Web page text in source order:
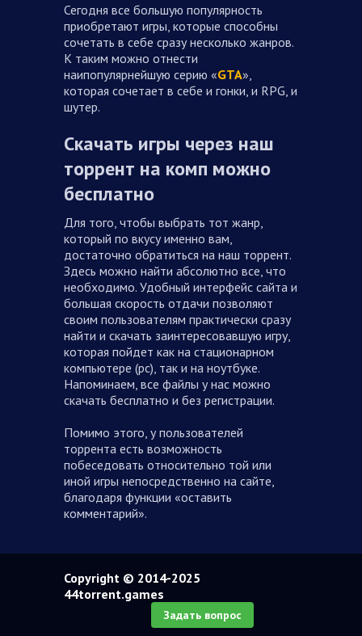
Сегодня все большую популярность
приобретают игры, которые способны
сочетать в себе сразу несколько жанров.
К таким можно отнести
наипопулярнейшую серию «GTA»,
которая сочетает в себе и гонки, и RPG, и
шутер.
Скачать игры через наш
торрент на комп можно
бесплатно
Для того, чтобы выбрать тот жанр,
который по вкусу именно вам,
достаточно обратиться на наш торрент.
Здесь можно найти абсолютно все, что
необходимо. Удобный интерфейс сайта и
большая скорость отдачи позволяют
своим пользователям практически сразу
найти и скачать заинтересовавшую игру,
которая пойдет как на стационарном
компьютере (pc), так и на ноутбуке.
Напоминаем, все файлы у нас можно
скачать бесплатно и без регистрации.
Помимо этого, у пользователей
торрента есть возможность
побеседовать относительно той или
иной игры непосредственно на сайте,
благодаря функции «оставить
комментарий».
Copyright © 2014-2025
44torrent.games
Задать вопрос